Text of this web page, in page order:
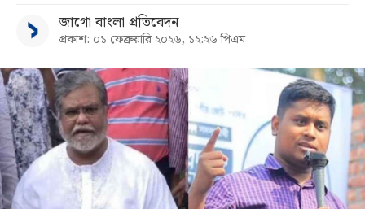
বিভাগ
আর্কাইভ
কনভার্টার
জাগো বাংলা প্রতিবেদন
প্রকাশ: ০১ ফেব্রুয়ারি ২০২৬, ১২:২৬ পিএম